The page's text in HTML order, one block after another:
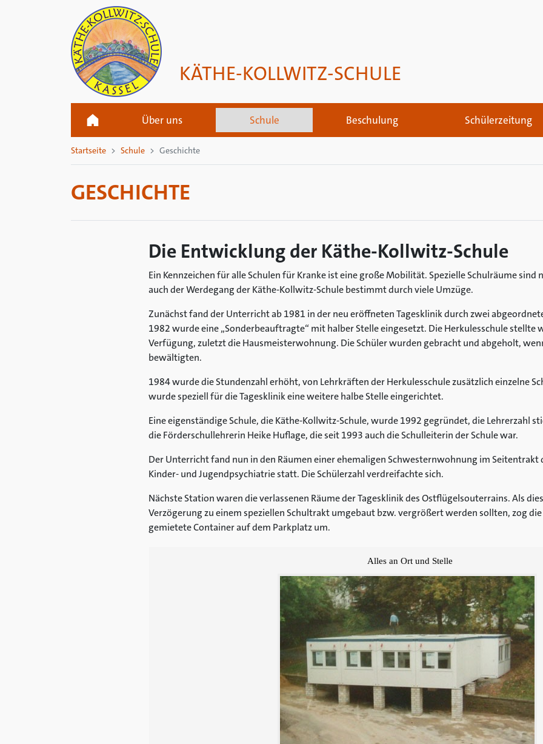
KÄTHE-KOLLWITZ-SCHULE
Über uns Schule Beschulung Schülerzeitung
Startseite Schule Geschichte
GESCHICHTE
Die Entwicklung der Käthe-Kollwitz-Schule
Ein Kennzeichen für alle Schulen für Kranke ist eine große Mobilität. Spezielle Schulräume
auch der Werdegang der Käthe-Kollwitz-Schule bestimmt durch viele Umzüge.
Zunächst fand der Unterricht ab 1981 in der neu eröffneten Tagesklinik durch zwei
1982 wurde eine „Sonderbeauftragte“ mit halber Stelle eingesetzt. Die Herkulesschule stellte
Verfügung, zuletzt die Hausmeisterwohnung. Die Schüler wurden gebracht und abgeholt,
bewältigten.
1984 wurde die Stundenzahl erhöht, von Lehrkräften der Herkulesschule zusätzlich einzelne
wurde speziell für die Tagesklinik eine weitere halbe Stelle eingerichtet.
Eine eigenständige Schule, die Käthe-Kollwitz-Schule, wurde 1992 gegründet, die Lehrerzahl
die Förderschullehrerin Heike Huflage, die seit 1993 auch die Schulleiterin der Schule war.
Der Unterricht fand nun in den Räumen einer ehemaligen Schwesternwohnung im
Kinder- und Jugendpsychiatrie statt. Die Schülerzahl verdreifachte sich.
Nächste Station waren die verlassenen Räume der Tagesklinik des Ostflügelsouterrains. Als
Verzögerung zu einem speziellen Schultrakt umgebaut bzw. vergrößert werden sollten, zog die
gemietete Container auf dem Parkplatz um.
Alles an Ort und Stelle